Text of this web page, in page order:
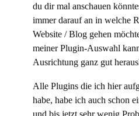
du dir mal anschauen
immer darauf an in welche
Website / Blog gehen
meiner Plugin-Auswahl
Ausrichtung ganz gut
Alle Plugins die ich hier
habe, habe ich auch schon
und bis jetzt sehr wenig